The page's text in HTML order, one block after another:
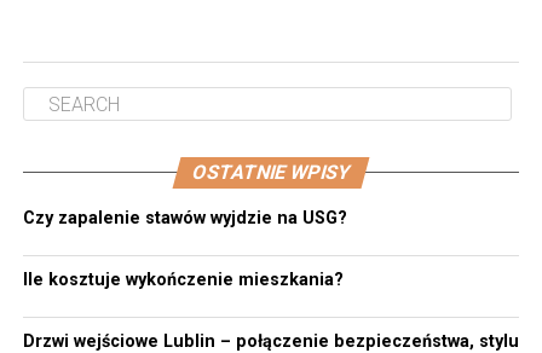
OSTATNIE WPISY
Czy zapalenie stawów wyjdzie na USG?
Ile kosztuje wykończenie mieszkania?
Drzwi wejściowe Lublin – połączenie bezpieczeństwa, stylu